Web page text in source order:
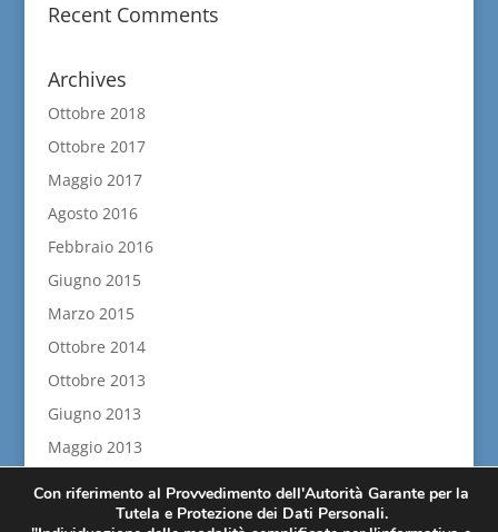
Recent Comments
Archives
Ottobre 2018
Ottobre 2017
Maggio 2017
Agosto 2016
Febbraio 2016
Giugno 2015
Marzo 2015
Ottobre 2014
Ottobre 2013
Giugno 2013
Maggio 2013
Febbraio 2013
Con riferimento al Provvedimento dell'Autorità Garante per la
Tutela e Protezione dei Dati Personali.